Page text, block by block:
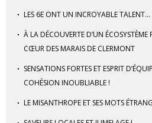
LES 6E ONT UN INCROYABLE TALENT…
À LA DÉCOUVERTE D’UN
CŒUR DES MARAIS DE CLERMONT
SENSATIONS FORTES ET ESPRIT
COHÉSION INOUBLIABLE !
LE MISANTHROPE ET SES MOTS